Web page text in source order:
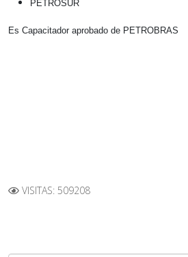
PETROSUR
Es Capacitador aprobado de PETROBRAS
VISITAS: 509208